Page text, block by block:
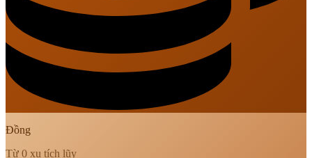
Đồng
Từ 0 xu tích lũy